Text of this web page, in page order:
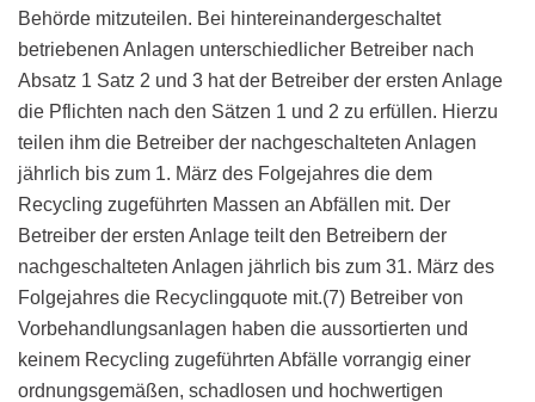
Behörde mitzuteilen. Bei hintereinandergeschaltet
betriebenen Anlagen unterschiedlicher Betreiber nach
Absatz 1 Satz 2 und 3 hat der Betreiber der ersten Anlage
die Pflichten nach den Sätzen 1 und 2 zu erfüllen. Hierzu
teilen ihm die Betreiber der nachgeschalteten Anlagen
jährlich bis zum 1. März des Folgejahres die dem
Recycling zugeführten Massen an Abfällen mit. Der
Betreiber der ersten Anlage teilt den Betreibern der
nachgeschalteten Anlagen jährlich bis zum 31. März des
Folgejahres die Recyclingquote mit.(7) Betreiber von
Vorbehandlungsanlagen haben die aussortierten und
keinem Recycling zugeführten Abfälle vorrangig einer
ordnungsgemäßen, schadlosen und hochwertigen